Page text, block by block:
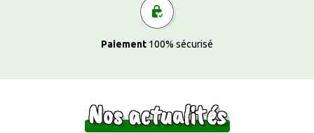
Paiement 100% sécurisé
Nos actualités